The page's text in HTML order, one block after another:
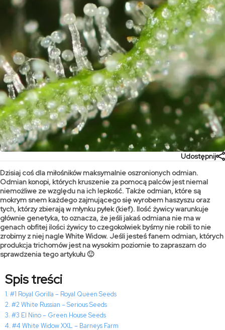
Udostępnij
Dzisiaj coś dla miłośników maksymalnie oszronionych odmian.
Odmian konopi, których kruszenie za pomocą palców jest niemal
niemożliwe ze względu na ich lepkość. Także odmian, które są
mokrym snem każdego zajmującego się wyrobem haszyszu oraz
tych, którzy zbierają w młynku pyłek (kief). Ilość żywicy warunkuje
głównie genetyka, to oznacza, że jeśli jakaś odmiana nie ma w
genach obfitej ilości żywicy to czegokolwiek byśmy nie robili to nie
zrobimy z niej nagle White Widow. Jeśli jesteś fanem odmian, których
produkcja trichomów jest na wysokim poziomie to zapraszam do
sprawdzenia tego artykułu 🙂
Spis treści
#1 Royal Gorilla – Royal Queen Seeds
#2 White Russian – Serious Seeds
#3 El Nino – Green House Seeds
#4 White Widow XXL – Barneys Farm